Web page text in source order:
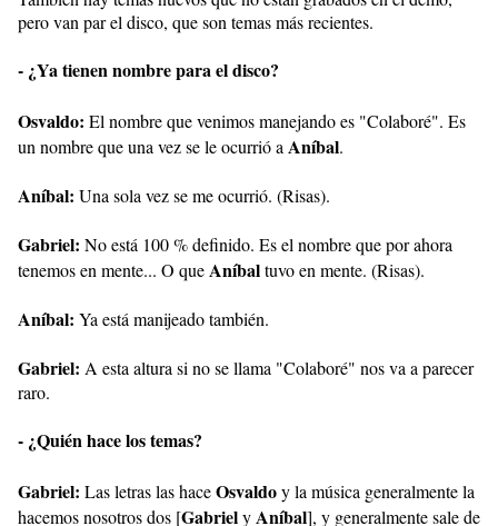
pero van par el disco, que son temas más recientes.
- ¿Ya tienen nombre para el disco?
Osvaldo: El nombre que venimos manejando es "Colaboré". Es
un nombre que una vez se le ocurrió aAníbal.
Aníbal: Una sola vez se me ocurrió. (Risas).
Gabriel: No está 100 % definido. Es el nombre que por ahora
tenemos en mente... O queAníbaltuvo en mente. (Risas).
Aníbal: Ya está manijeado también.
Gabriel: A esta altura si no se llama "Colaboré" nos va a parecer
raro.
- ¿Quién hace los temas?
Gabriel: Las letras las haceOsvaldoy la música generalmente la
hacemos nosotros dos [GabrielyAníbal], y generalmente sale de